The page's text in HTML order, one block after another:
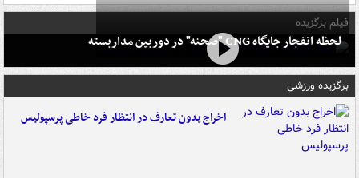
فیلم برگزیده
لحظه انفجار جایگاه CNG "صحنه" در دوربین مداربسته
برگزیده ورزشی
اخراج بدون تعارف در انتظار فرد خاطی پرسپولیس